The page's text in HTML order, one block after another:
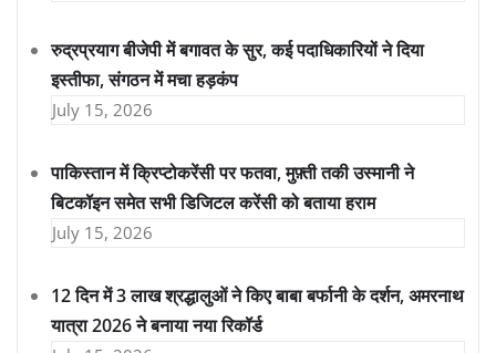
रुद्रप्रयाग बीजेपी में बगावत के सुर, कई पदाधिकारियों ने दिया
इस्तीफा, संगठन में मचा हड़कंप
July 15, 2026
पाकिस्तान में क्रिप्टोकरेंसी पर फतवा, मुफ़्ती तकी उस्मानी ने
बिटकॉइन समेत सभी डिजिटल करेंसी को बताया हराम
July 15, 2026
12 दिन में 3 लाख श्रद्धालुओं ने किए बाबा बर्फानी के दर्शन, अमरनाथ
यात्रा 2026 ने बनाया नया रिकॉर्ड